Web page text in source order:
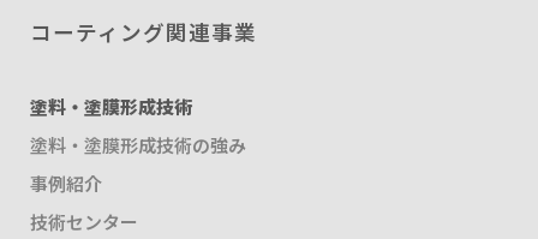
コーティング関連事業
塗料・塗膜形成技術
塗料・塗膜形成技術の強み
事例紹介
技術センター